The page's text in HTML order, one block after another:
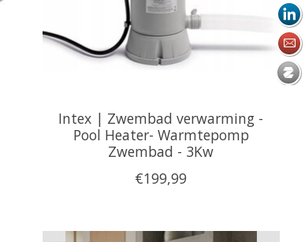
Intex | Zwembad verwarming -
Pool Heater- Warmtepomp
Zwembad - 3Kw
€199,99